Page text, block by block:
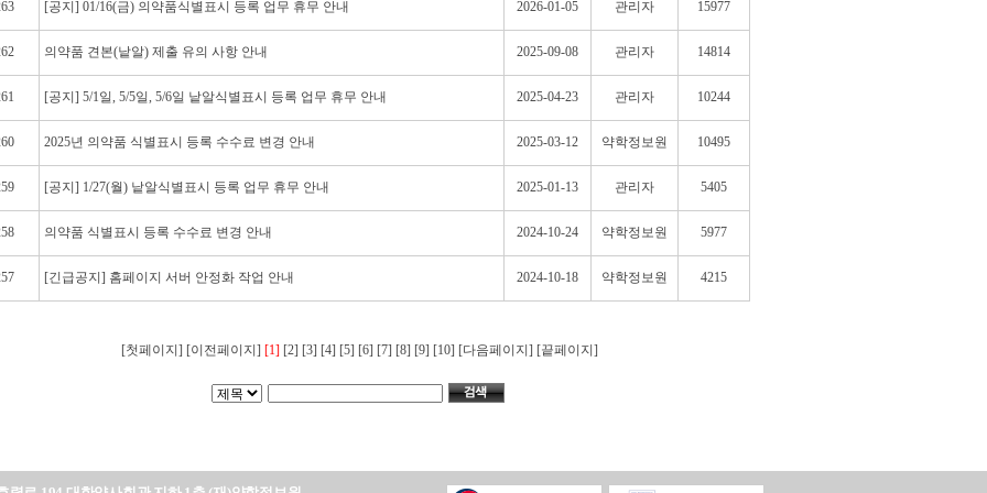
[공지] 01/16(금) 의약품식별표시 등록 업무 휴무 안내 2026-01-05 관리자 15977
의약품 견본(낱알) 제출 유의 사항 안내 2025-09-08 관리자 14814
[공지] 5/1일, 5/5일, 5/6일 낱알식별표시 등록 업무 휴무 안내 2025-04-23 관리자 10244
2025년 의약품 식별표시 등록 수수료 변경 안내 2025-03-12 약학정보원 10495
[공지] 1/27(월) 낱알식별표시 등록 업무 휴무 안내 2025-01-13 관리자 5405
의약품 식별표시 등록 수수료 변경 안내 2024-10-24 약학정보원 5977
[긴급공지] 홈페이지 서버 안정화 작업 안내 2024-10-18 약학정보원 4215
[첫페이지] [이전페이지] [1] [2] [3] [4] [5] [6] [7] [8] [9] [10] [다음페이지] [끝페이지]